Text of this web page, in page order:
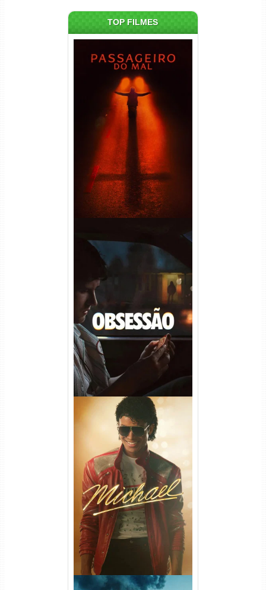
TOP FILMES
Passageiro do Mal Torrent
(2026) WEB-DL 1080p Dual
Áudio
Obsessão Torrent (2026)
WEB-DL 1080p/4K Dual
Áudio
Michael Torrent (2026) WEB-
DL 1080p/4K Dual Áudio